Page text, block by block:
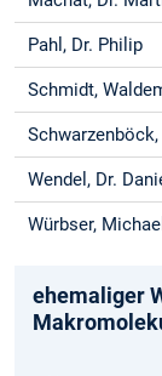
Pahl, Dr. Philip
Schmidt,
Wendel, Dr.
Würbser,
ehemaliger